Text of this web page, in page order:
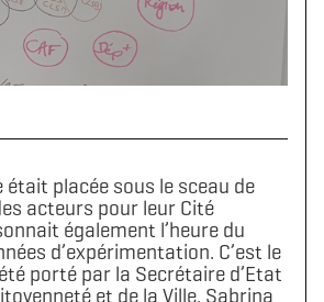
était placée sous le sceau de
acteurs pour leur Cité
également l’heure du
d’expérimentation. C’est le
porté par la Secrétaire d’Etat
et de la Ville, Sabrina